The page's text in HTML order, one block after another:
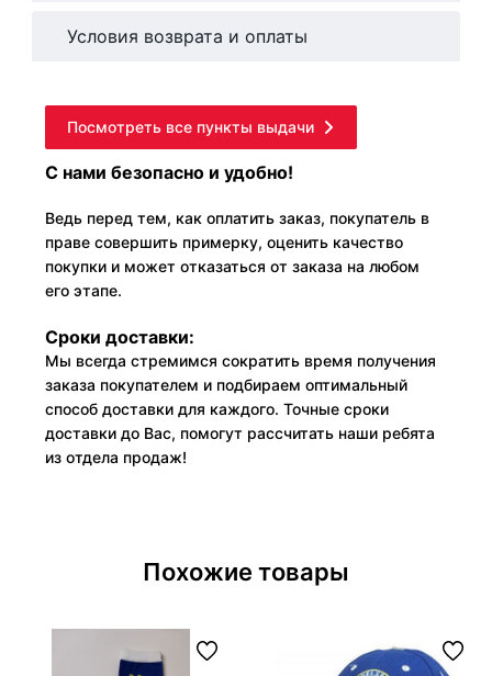
Условия возврата и оплаты
Посмотреть все пункты выдачи
С нами безопасно и удобно!
Ведь перед тем, как оплатить заказ, покупатель в
праве совершить примерку, оценить качество
покупки и может отказаться от заказа на любом
его этапе.
Сроки доставки:
Мы всегда стремимся сократить время получения
заказа покупателем и подбираем оптимальный
способ доставки для каждого. Точные сроки
доставки до Вас, помогут рассчитать наши ребята
из отдела продаж!
Похожие товары